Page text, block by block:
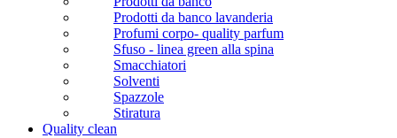
Prodotti da banco lavanderia
Profumi corpo- quality parfum
Sfuso - linea green alla spina
Smacchiatori
Solventi
Spazzole
Stiratura
Quality clean